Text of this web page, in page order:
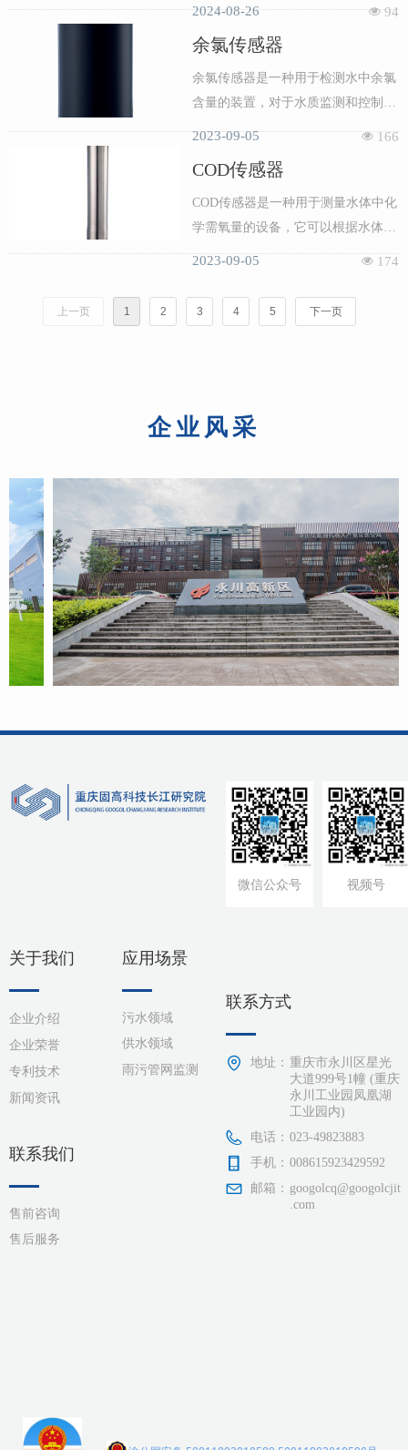
司展位位于5号馆G32展位。应我司邀
约完成预登记享好礼哦！礼遇一：展
会抽奖券；礼遇二：午餐券。
넶 94
2024-08-26
余氯传感器
余氯传感器是一种用于检测水中余氯
含量的装置，对于水质监测和控制具
应用于水处理过程中。
넶 166
2023-09-05
COD传感器
COD传感器是一种用于测量水体中化
学需氧量的设备，它可以根据水体中
还原性物质的含量来计算水体的COD
剂、电极等组成，通过测量反应后的
电流值来计算COD值。
넶 174
2023-09-05
上一页 1 2 3 4 5 下一页
企业风采
微信公众号 视频号
地址： 重庆市永川区星光
大道999号1幢 (重庆
永川工业园凤凰湖
工业园内)
电话： 023-49823883
手机： 008615923429592
邮箱： googolcq@googolcjit
.com
联系方式
企业介绍
企业荣誉
专利技术
新闻资讯
关于我们 应用场景
污水领域
供水领域
雨污管网监测
联系我们
售前咨询
售后服务